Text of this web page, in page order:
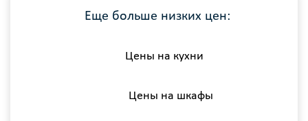
Еще больше низких цен:
Цены на кухни
Цены на шкафы